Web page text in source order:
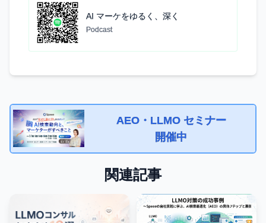
AI マーケをゆるく、深く
Podcast
AEO・LLMO セミナー
開催中
関連記事